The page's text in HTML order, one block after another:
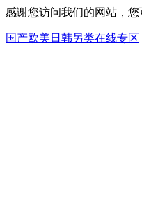
感谢您访问我们的网站，您
国产欧美日韩另类在线专区